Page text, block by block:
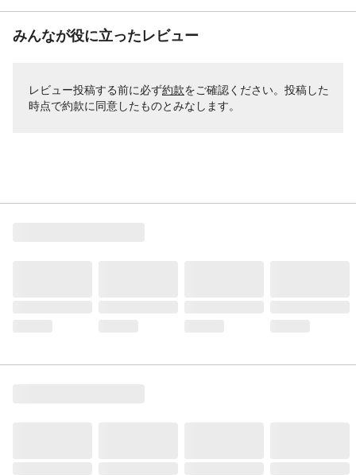
みんなが役に立ったレビュー
レビュー投稿する前に必ず約款をご確認ください。投稿した
時点で約款に同意したものとみなします。